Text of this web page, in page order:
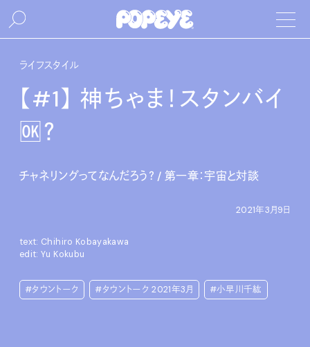
ライフスタイル
【#1】 神ちゃま！スタンバイ
🆗？
チャネリングってなんだろう？ / 第一章：宇宙と対談
2021年3月9日
text: Chihiro Kobayakawa
edit: Yu Kokubu
#タウントーク #タウントーク 2021年3月 #小早川千紘